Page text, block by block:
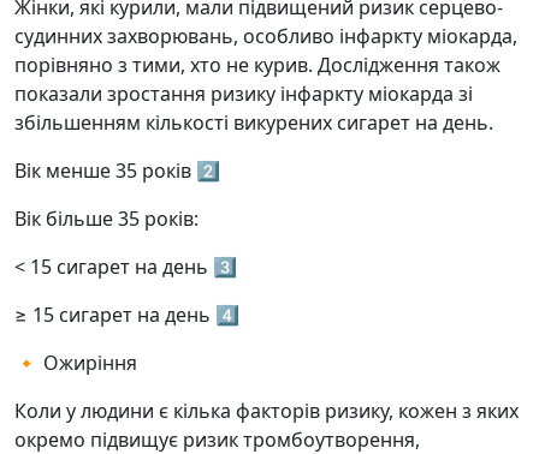
Жінки, які курили, мали підвищений ризик серцево-
судинних захворювань, особливо інфаркту міокарда,
порівняно з тими, хто не курив. Дослідження також
показали зростання ризику інфаркту міокарда зі
збільшенням кількості викурених сигарет на день.
Вік менше 35 років 2️⃣
Вік більше 35 років:
< 15 сигарет на день 3️⃣
≥ 15 сигарет на день 4️⃣
🔸 Ожиріння
Коли у людини є кілька факторів ризику, кожен з яких
окремо підвищує ризик тромбоутворення,